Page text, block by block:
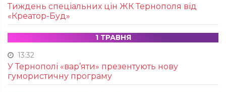
Тиждень спеціальних цін ЖК Тернополя від
«Креатор-Буд»
1 ТРАВНЯ
13:32
У Тернополі «вар’яти» презентують нову
гумористичну програму